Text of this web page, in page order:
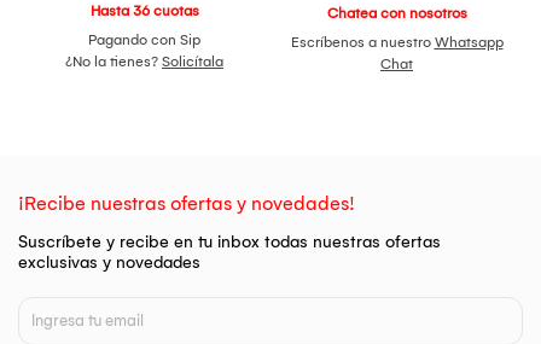
Hasta 36 cuotas
Pagando con Sip
¿No la tienes? Solicítala
Chatea con nosotros
Escríbenos a nuestro Whatsapp
Chat
¡Recibe nuestras ofertas y novedades!
Suscríbete y recibe en tu inbox todas nuestras ofertas
exclusivas y novedades